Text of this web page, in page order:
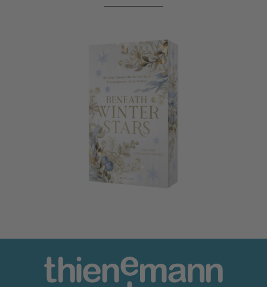
Beneath Winter Stars